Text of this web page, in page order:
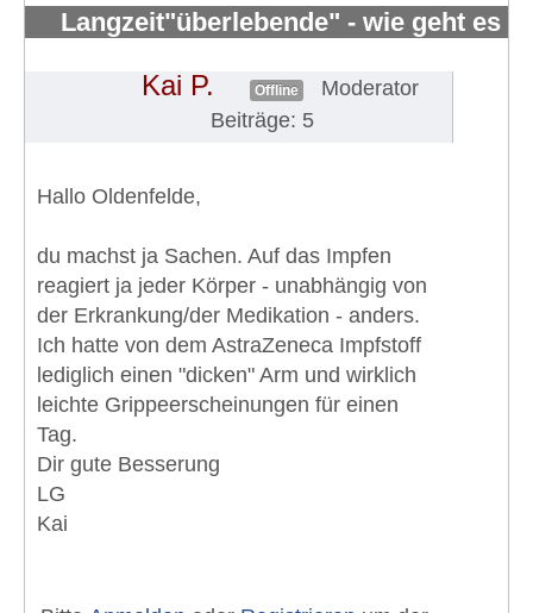
Langzeit"überlebende" - wie geht es
Kai P. Offline
Moderator
Beiträge: 5
Hallo Oldenfelde,
du machst ja Sachen. Auf das Impfen
reagiert ja jeder Körper - unabhängig von
der Erkrankung/der Medikation - anders.
Ich hatte von dem AstraZeneca Impfstoff
lediglich einen "dicken" Arm und wirklich
leichte Grippeerscheinungen für einen
Tag.
Dir gute Besserung
LG
Kai